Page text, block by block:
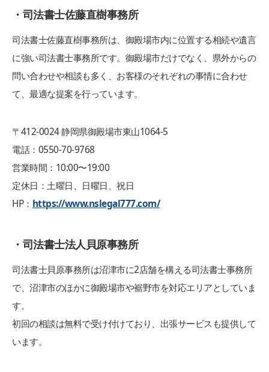
・司法書士佐藤直樹事務所
司法書士佐藤直樹事務所は、御殿場市内に位置する相続や遺言
に強い司法書士事務所です。御殿場市だけでなく、県外からの
問い合わせや相談も多く、お客様のそれぞれの事情に合わせ
て、最適な提案を行っています。
〒412-0024 静岡県御殿場市東山1064-5
電話：0550-70-9768
営業時間：10:00〜19:00
定休日：土曜日、日曜日、祝日
HP： https://www.nslegal777.com/
・司法書士法人貝原事務所
司法書士貝原事務所は沼津市に2店舗を構える司法書士事務所
で、沼津市のほかに御殿場市や裾野市を対応エリアとしていま
す。
初回の相談は無料で受け付けており、出張サービスも提供して
います。